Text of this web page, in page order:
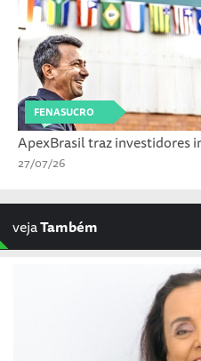
FENASUCRO
ApexBrasil traz investidores
27/07/26
vejaTambém